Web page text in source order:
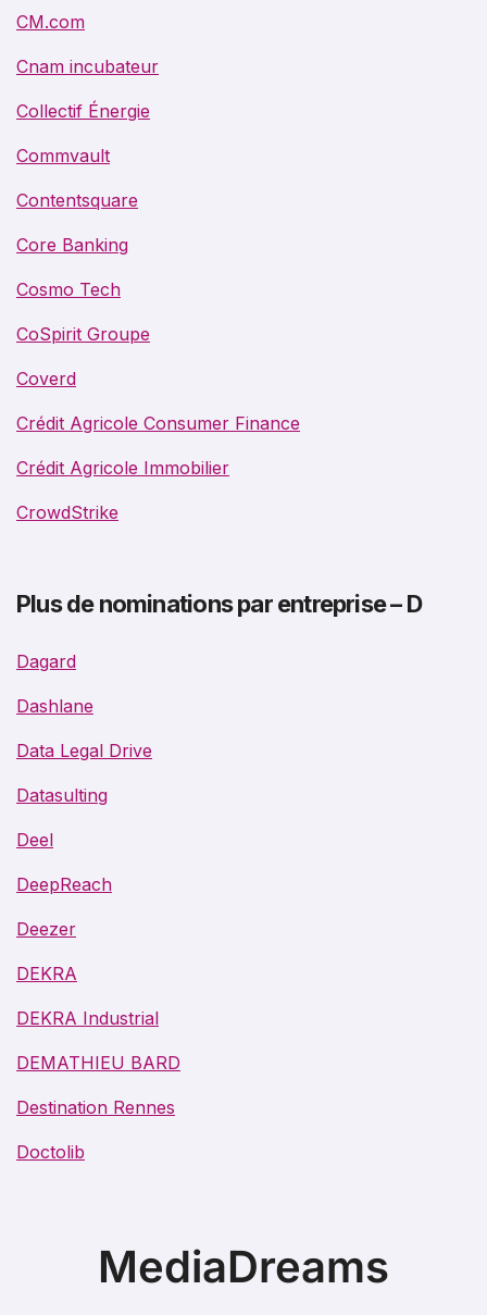
CM.com
Cnam incubateur
Collectif Énergie
Commvault
Contentsquare
Core Banking
Cosmo Tech
CoSpirit Groupe
Coverd
Crédit Agricole Consumer Finance
Crédit Agricole Immobilier
CrowdStrike
Plus de nominations par entreprise – D
Dagard
Dashlane
Data Legal Drive
Datasulting
Deel
DeepReach
Deezer
DEKRA
DEKRA Industrial
DEMATHIEU BARD
Destination Rennes
Doctolib
MediaDreams